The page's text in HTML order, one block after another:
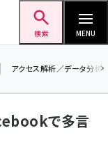
検索 MENU
アクセス解析／データ分析
で多言